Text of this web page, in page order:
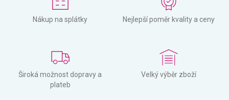
Nákup na splátky Nejlepší poměr kvality a ceny
Široká možnost dopravy a
plateb
Velký výběr zboží